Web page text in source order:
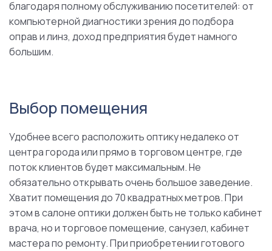
благодаря полному обслуживанию посетителей: от
компьютерной диагностики зрения до подбора
оправ и линз, доход предприятия будет намного
большим.
Выбор помещения
Удобнее всего расположить оптику недалеко от
центра города или прямо в торговом центре, где
поток клиентов будет максимальным. Не
обязательно открывать очень большое заведение.
Хватит помещения до 70 квадратных метров. При
этом в салоне оптики должен быть не только кабинет
врача, но и торговое помещение, санузел, кабинет
мастера по ремонту. При приобретении готового